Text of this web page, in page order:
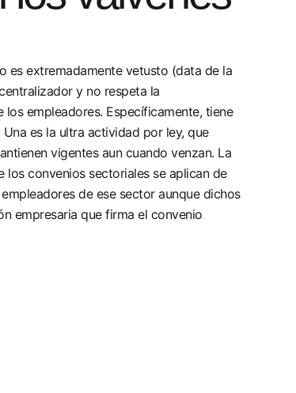
es extremadamente vetusto (data de la
y no respeta la
empleadores. Específicamente, tiene
es la ultra actividad por ley, que
vigentes aun cuando venzan. La
convenios sectoriales se aplican de
de ese sector aunque dichos
empresaria que firma el convenio